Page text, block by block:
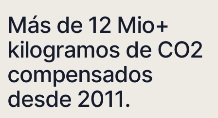
Más de 12 Mio+
kilogramos de CO2
compensados
desde 2011.